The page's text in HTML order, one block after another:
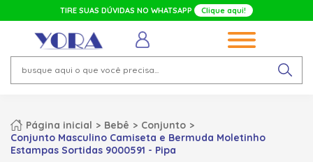
TIRE SUAS DÚVIDAS NO WHATSAPP Clique aqui!
Página inicial Bebê
Conjunto
Conjunto Masculino Camiseta e Bermuda Moletinho
Estampas Sortidas 9000591 - Pipa